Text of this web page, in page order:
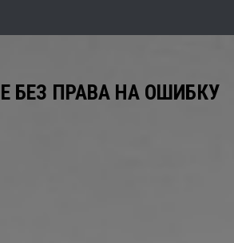
БЕЗ ПРАВА НА ОШИБКУ